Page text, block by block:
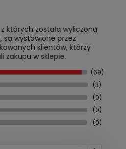
których została wyliczona
są wystawione przez
klientów, którzy
zakupu w sklepie.
(69)
(3)
(0)
(0)
(0)